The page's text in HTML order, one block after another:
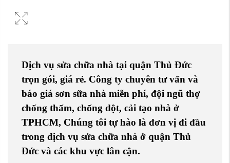
Dịch vụ sửa chữa nhà tại quận Thủ Đức
trọn gói, giá rẻ. Công ty chuyên tư vấn và
báo giá sơn sữa nhà miễn phí, đội ngũ thợ
chống thấm, chống dột, cải tạo nhà ở
TPHCM, Chúng tôi tự hào là đơn vị đi đầu
trong dịch vụ sửa chữa nhà ở quận Thủ
Đức và các khu vực lân cận.